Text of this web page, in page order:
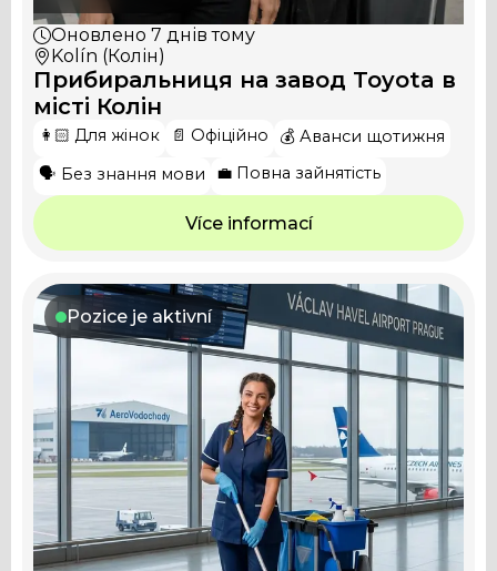
Оновлено 7 днів тому
Kolín (Колін)
Прибиральниця на завод Toyota в
місті Колін
👩🏻 Для жінок 📄 Офіційно
💰 Аванси щотижня
🗣️ Без знання мови
💼 Повна зайнятість
Více informací
Pozice je aktivní